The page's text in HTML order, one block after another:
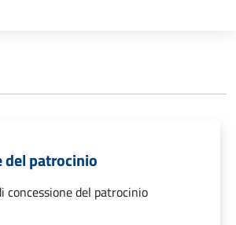
del patrocinio
concessione del patrocinio